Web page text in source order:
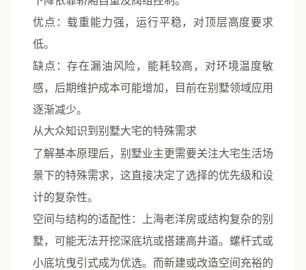
优点 ：载重能力强，运行平稳，对顶层高度要求
低。
缺点 ：存在漏油风险，能耗较高，对环境温度敏
感，后期维护成本可能增加，目前在别墅领域应用
逐渐减少。
从大众知识到别墅大宅的特殊需求
了解基本原理后，别墅业主更需要关注大宅生活场
景下的特殊需求，这直接决定了选择的优先级和设
计的复杂性。
空间与结构的适配性 ：上海老洋房或结构复杂的别
墅，可能无法开挖深底坑或搭建高井道。螺杆式或
小底坑曳引式成为优选。而新建或改造空间充裕的